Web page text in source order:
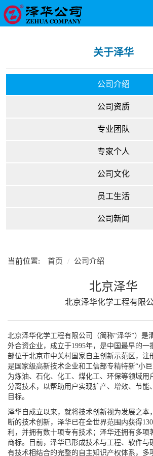
关于泽华
公司介绍
公司资质
专业团队
专家个人
公司文化
员工生活
公司新闻
当前位置: 首页 公司介绍
北京泽华
北京泽华化学工程有限
北京泽华化学工程有限公司（简称“泽华”）是
外合资企业，成立于1995年，是中国最早的一
部位于北京市中关村国家自主创新示范区，注
是国家级高新技术企业和工信部专精特新“小巨
为炼油、石化、化工、煤化工、环保等领域用
分离技术，以帮助用户实现扩产、增效、节能
目标。
泽华自成立以来，就将技术创新视为发展之本
断的技术创新，泽华已在全世界范围内获得
利，并拥有数十项专有技术；泽华还拥有多项
商标。目前，泽华已形成技术与工程、软件与
有技术相结合的完整的自主知识产权体系，多